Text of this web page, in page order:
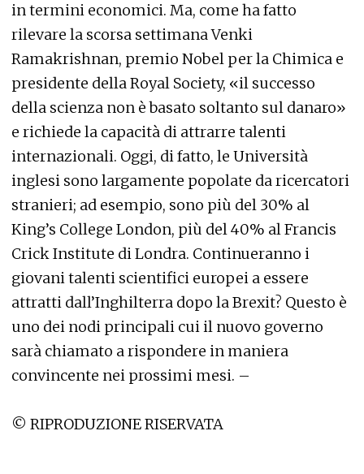
in termini economici. Ma, come ha fatto
rilevare la scorsa settimana Venki
Ramakrishnan, premio Nobel per la Chimica e
presidente della Royal Society, «il successo
della scienza non è basato soltanto sul danaro»
e richiede la capacità di attrarre talenti
internazionali. Oggi, di fatto, le Università
inglesi sono largamente popolate da ricercatori
stranieri; ad esempio, sono più del 30% al
King’s College London, più del 40% al Francis
Crick Institute di Londra. Continueranno i
giovani talenti scientifici europei a essere
attratti dall’Inghilterra dopo la Brexit? Questo è
uno dei nodi principali cui il nuovo governo
sarà chiamato a rispondere in maniera
convincente nei prossimi mesi. –
© RIPRODUZIONE RISERVATA